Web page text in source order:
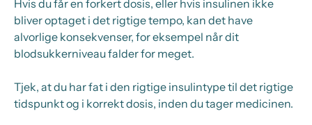
Hvis du får en forkert dosis, eller hvis insulinen ikke
bliver optaget i det rigtige tempo, kan det have
alvorlige konsekvenser, for eksempel når dit
blodsukkerniveau falder for meget.
Tjek, at du har fat i den rigtige insulintype til det rigtige
tidspunkt og i korrekt dosis, inden du tager medicinen.